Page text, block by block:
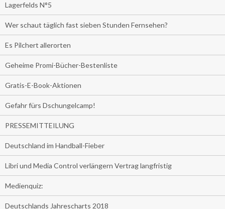
Lagerfelds N°5
Wer schaut täglich fast sieben Stunden Fernsehen?
Es Pilchert allerorten
Geheime Promi-Bücher-Bestenliste
Gratis-E-Book-Aktionen
Gefahr fürs Dschungelcamp!
PRESSEMITTEILUNG
Deutschland im Handball-Fieber
Libri und Media Control verlängern Vertrag langfristig
Medienquiz:
Deutschlands Jahrescharts 2018